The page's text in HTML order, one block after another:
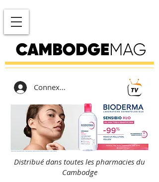
Connexion
Distribué dans toutes les pharmacies du
Cambodge